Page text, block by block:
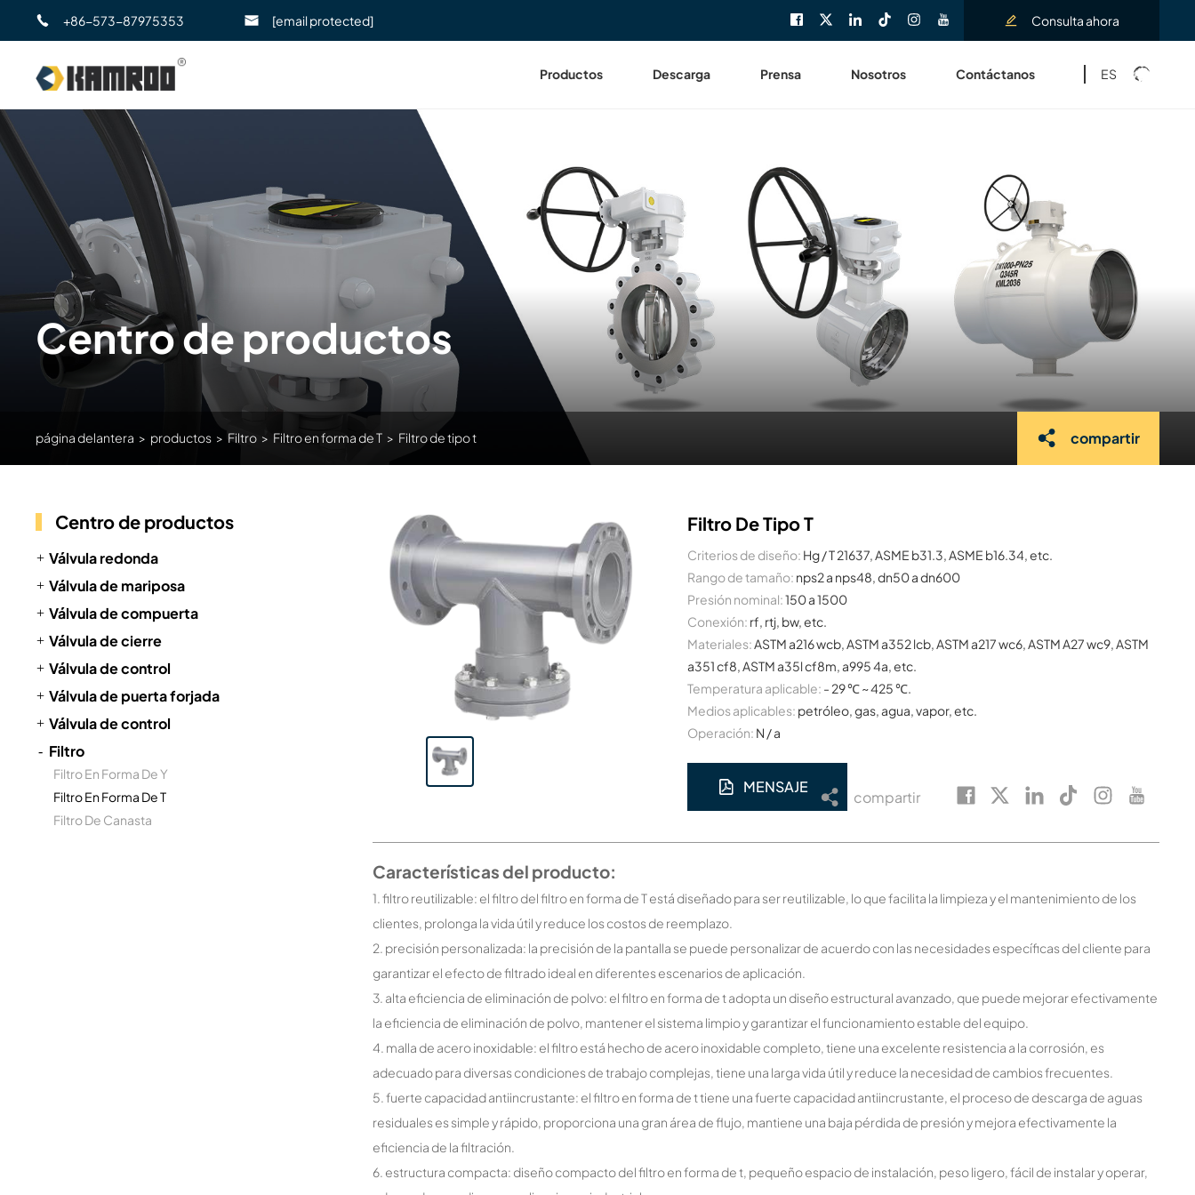
+86-573-87975353 [email protected] Consulta ahora
Productos Descarga Prensa Nosotros Contáctanos ES
Centro de productos
página delantera > productos > Filtro > Filtro en forma de T > Filtro de tipo t compartir
Centro de productos
Válvula redonda
Válvula de mariposa
Válvula de compuerta
Válvula de cierre
Válvula de control
Válvula de puerta forjada
Válvula de control
Filtro
Filtro En Forma De Y
Filtro En Forma De T
Filtro De Canasta
Filtro De Tipo T
Criterios de diseño: Hg / T 21637, ASME b31.3, ASME b16.34, etc.
Rango de tamaño: nps2 a nps48, dn50 a dn600
Presión nominal:150 a 1500
Conexión: rf, rtj, bw, etc.
Materiales: ASTM a216 wcb, ASTM a352 lcb, ASTM a217 wc6, ASTM A27 wc9, ASTM
a351 cf8, ASTM a35l cf8m, a995 4a, etc.
Temperatura aplicable: - 29 ℃ ~ 425 ℃.
Medios aplicables: petróleo, gas, agua, vapor, etc.
Operación: N / a
MENSAJE
compartir
Características del producto:
1. filtro reutilizable: el filtro del filtro en forma de T está diseñado para ser reutilizable, lo que facilita la limpieza y el mantenimiento de los
clientes, prolonga la vida útil y reduce los costos de reemplazo.
2. precisión personalizada: la precisión de la pantalla se puede personalizar de acuerdo con las necesidades específicas del cliente para
garantizar el efecto de filtrado ideal en diferentes escenarios de aplicación.
3. alta eficiencia de eliminación de polvo: el filtro en forma de t adopta un diseño estructural avanzado, que puede mejorar efectivamente
la eficiencia de eliminación de polvo, mantener el sistema limpio y garantizar el funcionamiento estable del equipo.
4. malla de acero inoxidable: el filtro está hecho de acero inoxidable completo, tiene una excelente resistencia a la corrosión, es
adecuado para diversas condiciones de trabajo complejas, tiene una larga vida útil y reduce la necesidad de cambios frecuentes.
5. fuerte capacidad antiincrustante: el filtro en forma de t tiene una fuerte capacidad antiincrustante, el proceso de descarga de aguas
residuales es simple y rápido, proporciona una gran área de flujo, mantiene una baja pérdida de presión y mejora efectivamente la
eficiencia de la filtración.
6. estructura compacta: diseño compacto del filtro en forma de t, pequeño espacio de instalación, peso ligero, fácil de instalar y operar,